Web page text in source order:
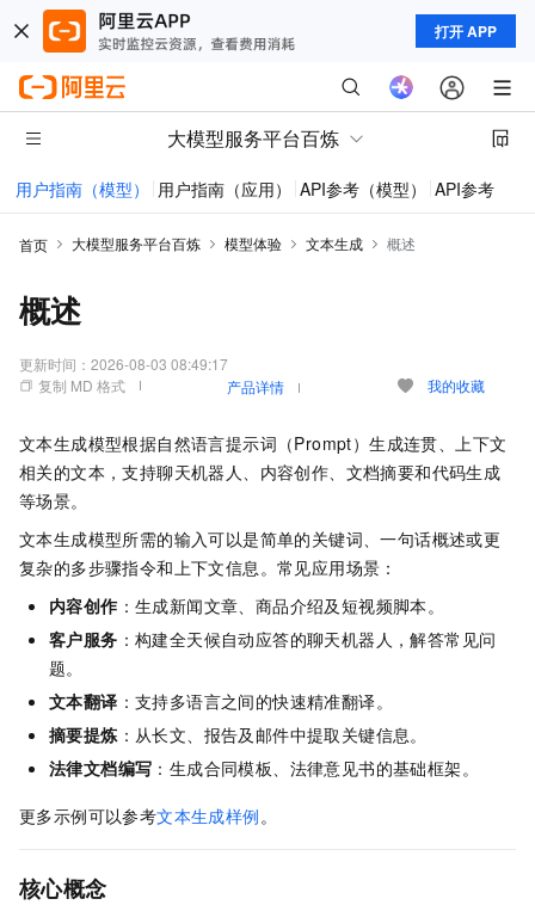
打开 APP
大模型服务平台百炼
用户指南（模型） 用户指南（应用） API参考（模型） API参考（应
首页 大模型服务平台百炼 模型体验 文本生成 概述
概述
更新时间： 2026-08-03 08:49:17
复制 MD 格式
产品详情 我的收藏
文本生成模型根据自然语言提示词（Prompt）生成连贯、上下文
相关的文本，支持聊天机器人、内容创作、文档摘要和代码生成
等场景。
文本生成模型所需的输入可以是简单的关键词、一句话概述或更
复杂的多步骤指令和上下文信息。常见应用场景：
内容创作 ：生成新闻文章、商品介绍及短视频脚本。
客户服务 ：构建全天候自动应答的聊天机器人，解答常见问
题。
文本翻译 ：支持多语言之间的快速精准翻译。
摘要提炼：从长文、报告及邮件中提取关键信息。
法律文档编写 ：生成合同模板、法律意见书的基础框架。
更多示例可以参考文本生成样例。
核心概念